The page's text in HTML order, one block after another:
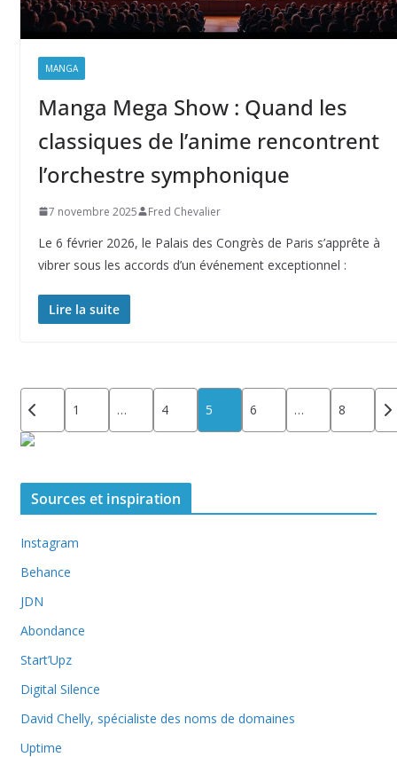
MANGA
Manga Mega Show : Quand les
classiques de l’anime rencontrent
l’orchestre symphonique
7 novembre 2025 Fred Chevalier
Le 6 février 2026, le Palais des Congrès de Paris s’apprête à
vibrer sous les accords d’un événement exceptionnel :
Lire la suite
des
publications
1 … 4 5 6 … 8
Sources et inspiration
Instagram
Behance
JDN
Abondance
Start’Upz
Digital Silence
David Chelly, spécialiste des noms de domaines
Uptime